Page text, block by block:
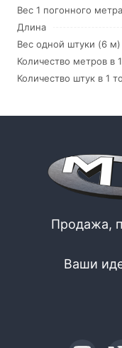
Вес 1 погонного метра
Длина
Вес одной штуки (6 м)
Количество метров в
Количество штук в 1
Продажа,
Ваши